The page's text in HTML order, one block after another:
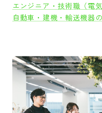
エンジニア・技術職（電
自動車・建機・輸送機器